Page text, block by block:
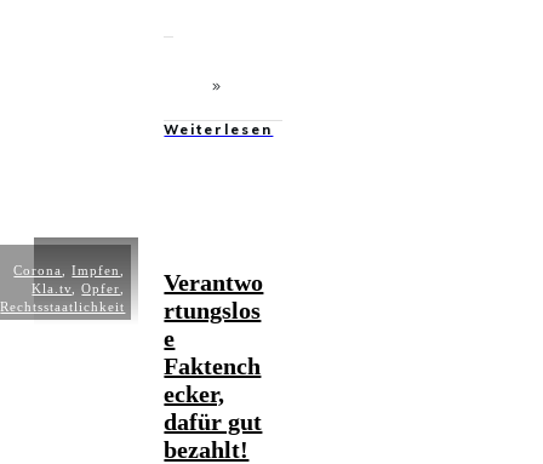
Weiterlesen
Corona ,Impfen
Kla.tv ,Opfer
Rechtsstaatlichkeit
Verantwo
rtungslos
e
Faktench
ecker,
dafür gut
bezahlt!